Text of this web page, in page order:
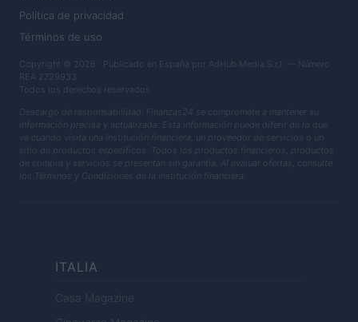
Política de privacidad
Términos de uso
Copyright © 2026 · Publicado en España por AdHub Media S.r.l. — Número
REA 2729933
Todos los derechos reservados
Descargo de responsabilidad: Finanzas24 se compromete a mantener su
información precisa y actualizada. Esta información puede diferir de lo que
ve cuando visita una institución financiera, un proveedor de servicios o un
sitio de productos específicos. Todos los productos financieros, productos
de compra y servicios se presentan sin garantía. Al evaluar ofertas, consulte
los Términos y Condiciones de la institución financiera.
ITALIA
Casa Magazine